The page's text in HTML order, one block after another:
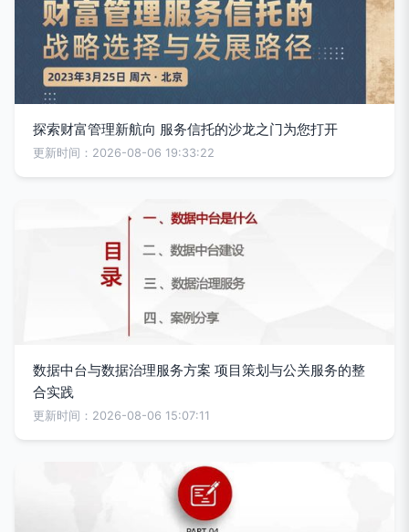
探索财富管理新航向 服务信托的沙龙之门为您打开
更新时间：2026-08-06 19:33:22
数据中台与数据治理服务方案 项目策划与公关服务的整
合实践
更新时间：2026-08-06 15:07:11